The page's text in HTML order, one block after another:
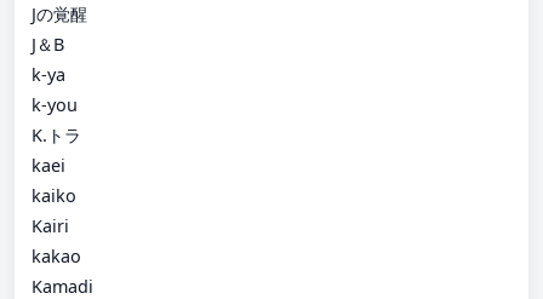
Jの覚醒
J＆B
k-ya
k-you
K.トラ
kaei
kaiko
Kairi
kakao
Kamadi